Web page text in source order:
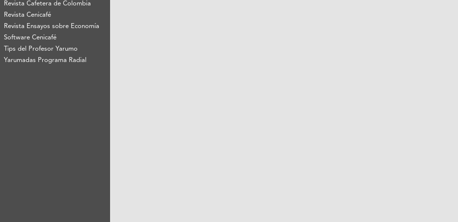
Revista Cafetera de Colombia
Revista Cenicafé
Revista Ensayos sobre Economía
Software Cenicafé
Tips del Profesor Yarumo
Yarumadas Programa Radial